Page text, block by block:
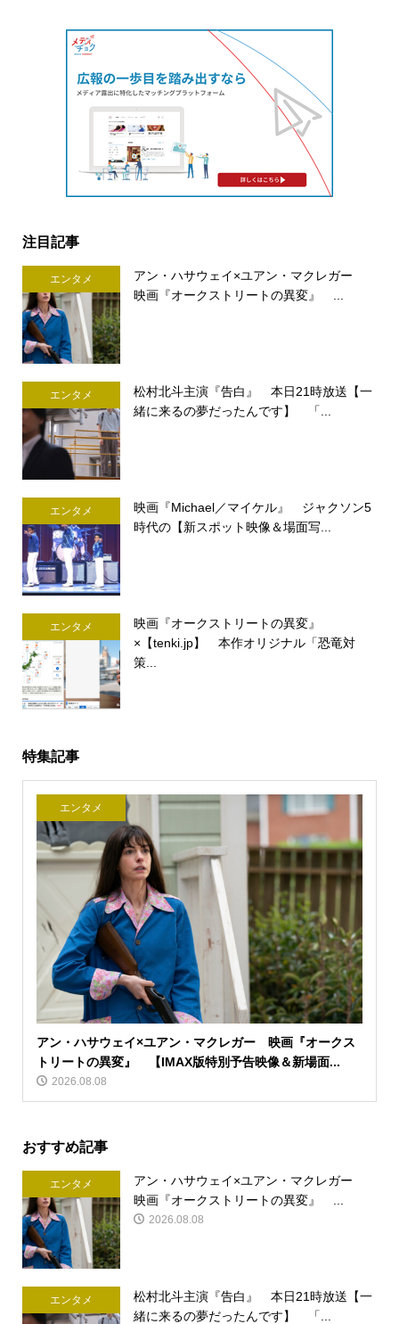
注目記事
エンタメ
アン・ハサウェイ×ユアン・マクレガー
映画『オークストリートの異変』 ...
エンタメ
松村北斗主演『告白』 本日21時放送【一
緒に来るの夢だったんです】 「...
エンタメ
映画『Michael／マイケル』 ジャクソン5
時代の【新スポット映像＆場面写...
エンタメ
映画『オークストリートの異変』
×【tenki.jp】 本作オリジナル「恐竜対
策...
特集記事
エンタメ
アン・ハサウェイ×ユアン・マクレガー 映画『オークス
トリートの異変』 【IMAX版特別予告映像＆新場面...
2026.08.08
おすすめ記事
エンタメ
アン・ハサウェイ×ユアン・マクレガー
映画『オークストリートの異変』 ...
2026.08.08
エンタメ
松村北斗主演『告白』 本日21時放送【一
緒に来るの夢だったんです】 「...